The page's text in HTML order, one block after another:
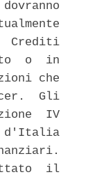
Crediti
o  in
che
Gli
IV
d'Italia
il